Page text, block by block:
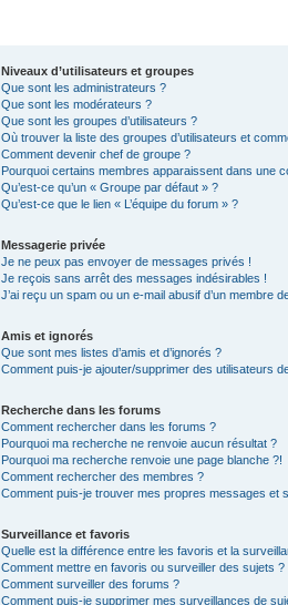
Niveaux d’utilisateurs et groupes
Que sont les administrateurs ?
Que sont les modérateurs ?
Que sont les groupes d’utilisateurs ?
Où trouver la liste des groupes d’utilisateurs et
Comment devenir chef de groupe ?
Pourquoi certains membres apparaissent dans une
Qu’est-ce qu’un « Groupe par défaut » ?
Qu’est-ce que le lien « L’équipe du forum » ?
Messagerie privée
Je ne peux pas envoyer de messages privés !
Je reçois sans arrêt des messages indésirables !
J’ai reçu un spam ou un e-mail abusif d’un membre
Amis et ignorés
Que sont mes listes d’amis et d’ignorés ?
Comment puis-je ajouter/supprimer des utilisateurs
Recherche dans les forums
Comment rechercher dans les forums ?
Pourquoi ma recherche ne renvoie aucun résultat ?
Pourquoi ma recherche renvoie une page blanche ?!
Comment rechercher des membres ?
Comment puis-je trouver mes propres messages et
Surveillance et favoris
Quelle est la différence entre les favoris et la
Comment mettre en favoris ou surveiller des sujets ?
Comment surveiller des forums ?
Comment puis-je supprimer mes surveillances de